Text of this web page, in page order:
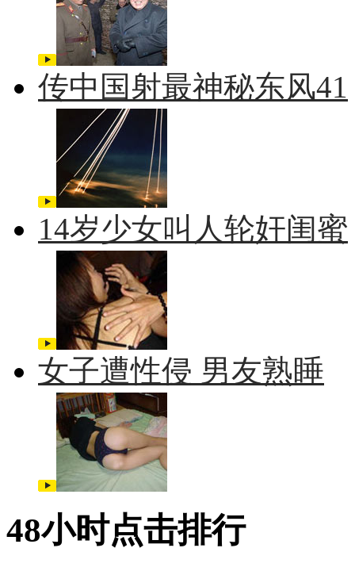
传中国射最神秘东风41
14岁少女叫人轮奸闺蜜
女子遭性侵 男友熟睡
48小时点击排行